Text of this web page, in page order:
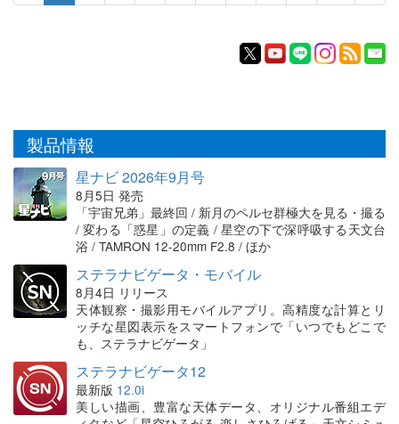
製品情報
星ナビ 2026年9月号
8月5日 発売
「宇宙兄弟」最終回 / 新月のペルセ群極大を見る・撮る
/ 変わる「惑星」の定義 / 星空の下で深呼吸する天文台
浴 / TAMRON 12-20mm F2.8 / ほか
ステラナビゲータ・モバイル
8月4日 リリース
天体観察・撮影用モバイルアプリ。高精度な計算とリ
ッチな星図表示をスマートフォンで「いつでもどこで
も、ステラナビゲータ」
ステラナビゲータ12
最新版 12.0i
美しい描画、豊富な天体データ、オリジナル番組エデ